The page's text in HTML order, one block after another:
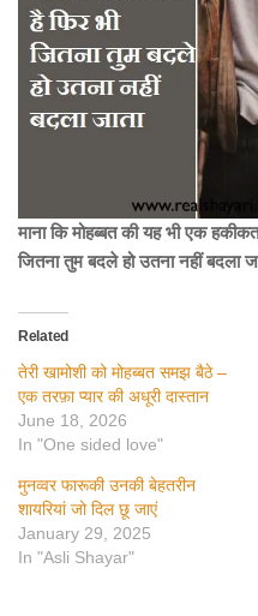
माना कि मोहब्बत की यह भी एक
जितना तुम बदले हो उतना नहीं बदला
Related
तेरी खामोशी को मोहब्बत समझ बैठे –
एक तरफ़ा प्यार की अधूरी दास्तान
June 18, 2026
In "One sided love"
मुनव्वर फारूकी उनकी बेहतरीन
शायरियां जो दिल छू जाएं
January 29, 2025
In "Asli Shayar"